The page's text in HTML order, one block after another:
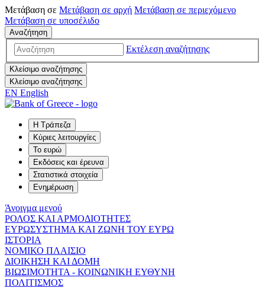
Μετάβαση σε Μετάβαση σε αρχή Μετάβαση σε περιεχόμενο
Μετάβαση σε υποσέλιδο
Αναζήτηση
Εκτέλεση αναζήτησης
Κλείσιμο αναζήτησης
Κλείσιμο αναζήτησης
EN English
Η Τράπεζα
Κύριες λειτουργίες
Το ευρώ
Εκδόσεις και έρευνα
Στατιστικά στοιχεία
Ενημέρωση
Άνοιγμα μενού
ΡΟΛΟΣ ΚΑΙ ΑΡΜΟΔΙΟΤΗΤΕΣ
ΕΥΡΩΣΥΣΤΗΜΑ ΚΑΙ ΖΩΝΗ ΤΟΥ ΕΥΡΩ
ΙΣΤΟΡΙΑ
ΝΟΜΙΚΟ ΠΛΑΙΣΙΟ
ΔΙΟΙΚΗΣΗ ΚΑΙ ΔΟΜΗ
ΒΙΩΣΙΜΟΤΗΤΑ - ΚΟΙΝΩΝΙΚΗ ΕΥΘΥΝΗ
ΠΟΛΙΤΙΣΜΟΣ